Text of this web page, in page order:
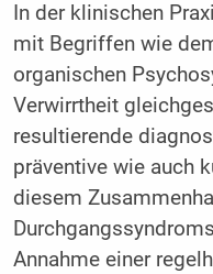
In der klinischen
mit Begriffen wie
organischen
Verwirrtheit
resultierende
präventive wie auch
diesem
Annahme einer